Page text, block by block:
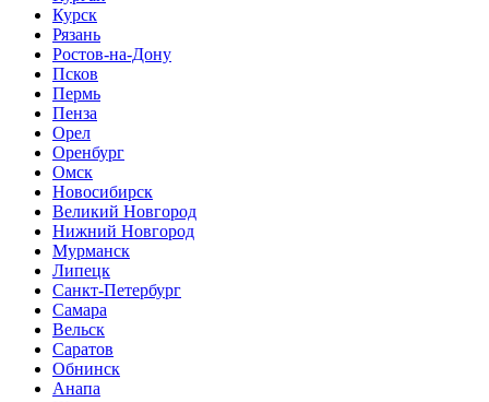
Курск
Рязань
Ростов-на-Дону
Псков
Пермь
Пенза
Орел
Оренбург
Омск
Новосибирск
Великий Новгород
Нижний Новгород
Мурманск
Липецк
Санкт-Петербург
Самара
Вельск
Саратов
Обнинск
Анапа